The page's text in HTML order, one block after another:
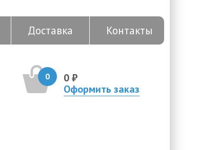
Доставка Контакты
0
0 ₽
Оформить заказ